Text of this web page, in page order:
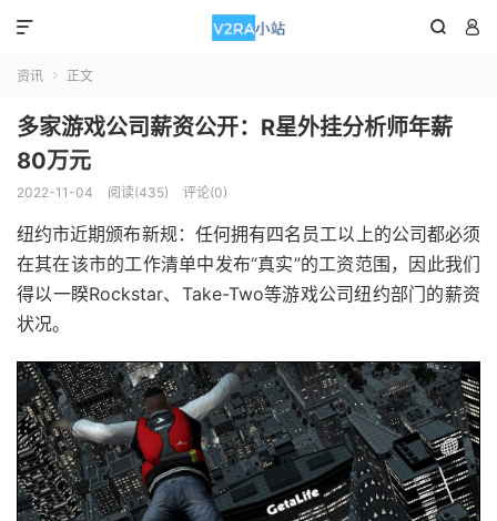
 

资讯  正文
多家游戏公司薪资公开：R星外挂分析师年薪
80万元
2022-11-04 阅读(435) 评论(0)
纽约市近期颁布新规：任何拥有四名员工以上的公司都必须
在其在该市的工作清单中发布“真实”的工资范围，因此我们
得以一睽Rockstar、Take-Two等游戏公司纽约部门的薪资
状况。